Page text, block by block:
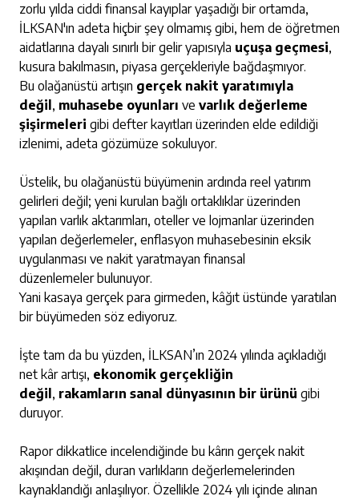
zorlu yılda ciddi finansal kayıplar yaşadığı bir ortamda,
İLKSAN'ın adeta hiçbir şey olmamış gibi, hem de öğretmen
aidatlarına dayalı sınırlı bir gelir yapısıyla uçuşa geçmesi,
kusura bakılmasın, piyasa gerçekleriyle bağdaşmıyor.
Bu olağanüstü artışın gerçek nakit yaratımıyla
değil , muhasebe oyunları ve varlık değerleme
şişirmeleri gibi defter kayıtları üzerinden elde edildiği
izlenimi, adeta gözümüze sokuluyor.
Üstelik, bu olağanüstü büyümenin ardında reel yatırım
gelirleri değil; yeni kurulan bağlı ortaklıklar üzerinden
yapılan varlık aktarımları, oteller ve lojmanlar üzerinden
yapılan değerlemeler, enflasyon muhasebesinin eksik
uygulanması ve nakit yaratmayan finansal
düzenlemeler bulunuyor.
Yani kasaya gerçek para girmeden, kâğıt üstünde yaratılan
bir büyümeden söz ediyoruz.
İşte tam da bu yüzden, İLKSAN’ın 2024 yılında açıkladığı
net kâr artışı, ekonomik gerçekliğin
değil , rakamların sanal dünyasının bir ürünü gibi
duruyor.
Rapor dikkatlice incelendiğinde bu kârın gerçek nakit
akışından değil, duran varlıkların değerlemelerinden
kaynaklandığı anlaşılıyor. Özellikle 2024 yılı içinde alınan